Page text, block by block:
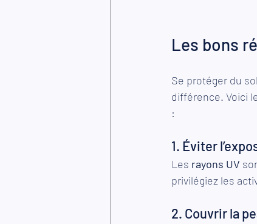
Les bons
Se protéger du
différence. Voici
:
1. Éviter
Les rayons UV
privilégiez les
2. Couvrir la